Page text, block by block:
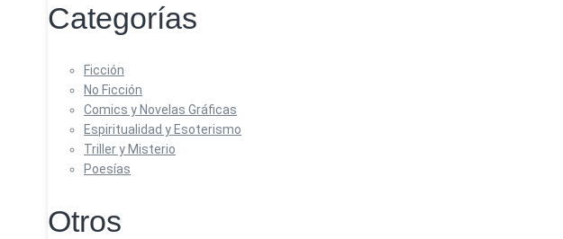
Categorías
Ficción
No Ficción
Comics y Novelas Gráficas
Espiritualidad y Esoterismo
Triller y Misterio
Poesías
Otros